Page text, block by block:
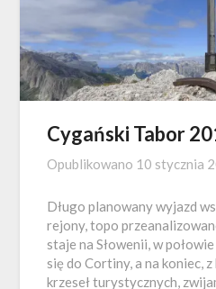
Cygański Tabor
Opublikowano 10 stycznia
Długo planowany wyjazd
rejony, topo
staje na Słowenii, w
się do Cortiny, a na koniec,
krzeseł turystycznych,